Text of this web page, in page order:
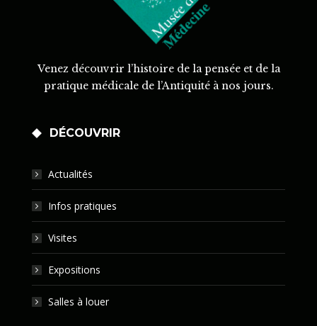
Venez découvrir l’histoire de la pensée et de la
pratique médicale de l’Antiquité à nos jours.
DÉCOUVRIR
Actualités
Infos pratiques
Visites
Expositions
Salles à louer